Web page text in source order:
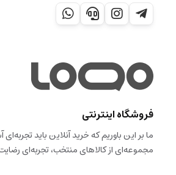
فروشگاه اینترنتی
ما بر این باوریم که خرید آنلاین باید
مجموعه‌ای از کالاهای منتخب، تجربه‌ای